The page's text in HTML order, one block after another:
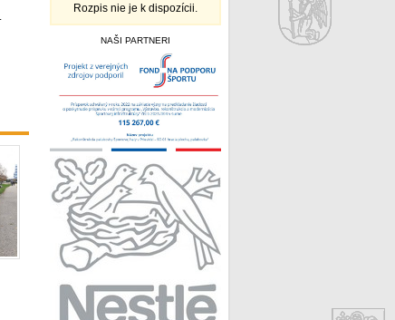
Rozpis nie je k dispozícii.
NAŠI PARTNERI